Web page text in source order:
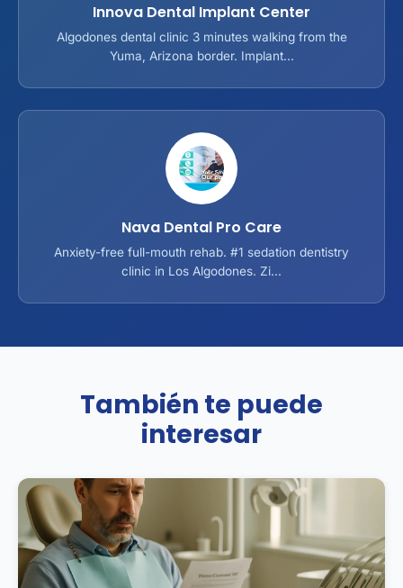
Innova Dental Implant Center
Algodones dental clinic 3 minutes walking from the
Yuma, Arizona border. Implant...
Nava Dental Pro Care
Anxiety-free full-mouth rehab. #1 sedation dentistry
clinic in Los Algodones. Zi...
También te puede
interesar